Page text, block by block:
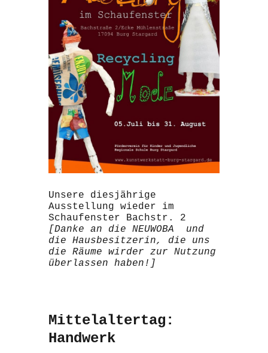
Unsere diesjährige
Ausstellung wieder im
Schaufenster Bachstr. 2
[Danke an die NEUWOBA und
die Hausbesitzerin, die uns
die Räume wirder zur Nutzung
überlassen haben!]
Mittelaltertag:
Handwerk